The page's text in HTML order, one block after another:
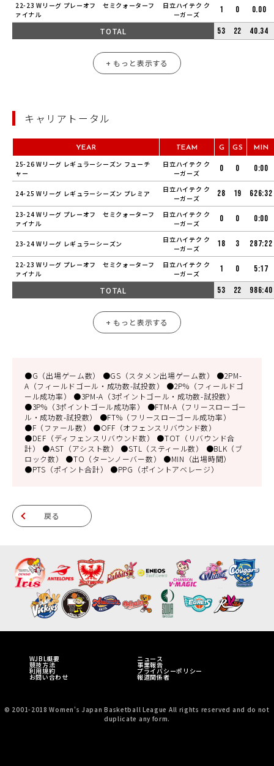
22-23 Wリーグ プレーオフ セミクォーターフ
ァイナル
日立ハイテク ク
ーガーズ
1 0 0.00
TOTAL 53 22 40.34
+ もっと表示する
キャリアトータル
YEAR TEAM G GS MIN
25-26 Wリーグ レギュラーシーズン フューチ
ャー
日立ハイテク ク
ーガーズ
0 0 0:00
24-25 Wリーグ レギュラーシーズン プレミア
日立ハイテク ク
ーガーズ
28 19 626:32
23-24 Wリーグ プレーオフ セミクォーターフ
ァイナル
日立ハイテク ク
ーガーズ
0 0 0:00
23-24 Wリーグ レギュラーシーズン
日立ハイテク ク
ーガーズ
18 3 287:22
22-23 Wリーグ プレーオフ セミクォーターフ
ァイナル
日立ハイテク ク
ーガーズ
1 0 5:17
TOTAL 53 22 986:40
+ もっと表示する
●G（出場ゲーム数） ●GS（スタメン出場ゲーム数） ●2PM-
A（フィールドゴール・成功数-試投数） ●2P%（フィールドゴ
ール成功率） ●3PM-A（3ポイントゴール・成功数-試投数）
●3P%（3ポイントゴール成功率） ●FTM-A（フリースローゴー
ル・成功数-試投数） ●FT%（フリースローゴール成功率）
●F（ファール数） ●OFF（オフェンスリバウンド数）
●DEF（ディフェンスリバウンド数） ●TOT（リバウンド合
計） ●AST（アシスト数） ●STL（スティール数） ●BLK（ブ
ロック数） ●TO（ターンノーバー数） ●MIN（出場時間）
●PTS（ポイント合計） ●PPG（ポイントアベレージ）
戻る
WJBL概要 ニュース
競技方法 事業報告
利用規約 プライバシーポリシー
お問い合わせ 報道関係者
© 2001-2018 Women's Japan Basketball League All rights reserved and do not
duplicate any form.